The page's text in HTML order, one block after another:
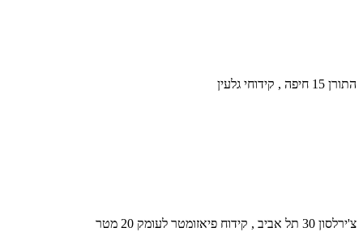
התורן 15 חיפה , קידוחי גלעין
צ'ירלסון 30 תל אביב , קידוח פיאזומטר לעומק 20 מטר